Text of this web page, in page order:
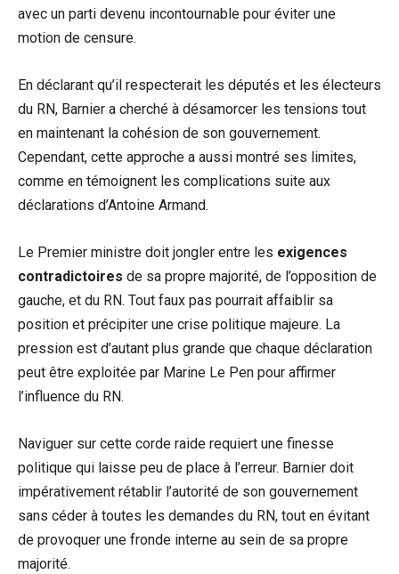
avec un parti devenu incontournable pour éviter une
motion de censure.
En déclarant qu’il respecterait les députés et les électeurs
du RN, Barnier a cherché à désamorcer les tensions tout
en maintenant la cohésion de son gouvernement.
Cependant, cette approche a aussi montré ses limites,
comme en témoignent les complications suite aux
déclarations d’Antoine Armand.
Le Premier ministre doit jongler entre les exigences
contradictoires de sa propre majorité, de l’opposition de
gauche, et du RN. Tout faux pas pourrait affaiblir sa
position et précipiter une crise politique majeure. La
pression est d’autant plus grande que chaque déclaration
peut être exploitée par Marine Le Pen pour affirmer
l’influence du RN.
Naviguer sur cette corde raide requiert une finesse
politique qui laisse peu de place à l’erreur. Barnier doit
impérativement rétablir l’autorité de son gouvernement
sans céder à toutes les demandes du RN, tout en évitant
de provoquer une fronde interne au sein de sa propre
majorité.